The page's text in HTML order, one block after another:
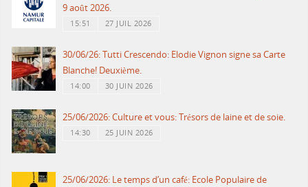
9 août 2026.
15:51 27 JUIL 2026
30/06/26: Tutti Crescendo: Elodie Vignon signe sa Carte
Blanche! Deuxième.
14:00 30 JUIN 2026
25/06/2026: Culture et vous: Trésors de laine et de soie.
14:30 25 JUIN 2026
25/06/2026: Le temps d’un café: Ecole Populaire de